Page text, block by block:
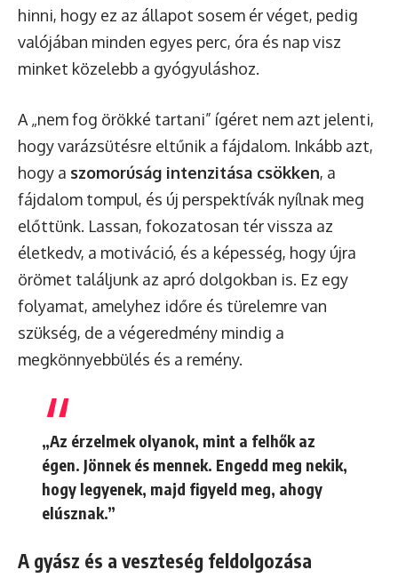
hinni, hogy ez az állapot sosem ér véget, pedig
valójában minden egyes perc, óra és nap visz
minket közelebb a gyógyuláshoz.
A „nem fog örökké tartani” ígéret nem azt jelenti,
hogy varázsütésre eltűnik a fájdalom. Inkább azt,
hogy a szomorúság intenzitása csökken, a
fájdalom tompul, és új perspektívák nyílnak meg
előttünk. Lassan, fokozatosan tér vissza az
életkedv, a motiváció, és a képesség, hogy újra
örömet találjunk az apró dolgokban is. Ez egy
folyamat, amelyhez időre és türelemre van
szükség, de a végeredmény mindig a
megkönnyebbülés és a remény.
„Az érzelmek olyanok, mint a felhők az
égen. Jönnek és mennek. Engedd meg nekik,
hogy legyenek, majd figyeld meg, ahogy
elúsznak.”
A gyász és a veszteség feldolgozása